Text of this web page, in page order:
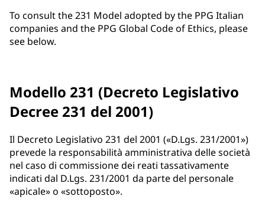
To consult the 231 Model adopted by the PPG Italian
companies and the PPG Global Code of Ethics, please
see below.
Modello 231 (Decreto Legislativo
Decree 231 del 2001)
Il Decreto Legislativo 231 del 2001 («D.Lgs. 231/2001»)
prevede la responsabilità amministrativa delle società
nel caso di commissione dei reati tassativamente
indicati dal D.Lgs. 231/2001 da parte del personale
«apicale» o «sottoposto».